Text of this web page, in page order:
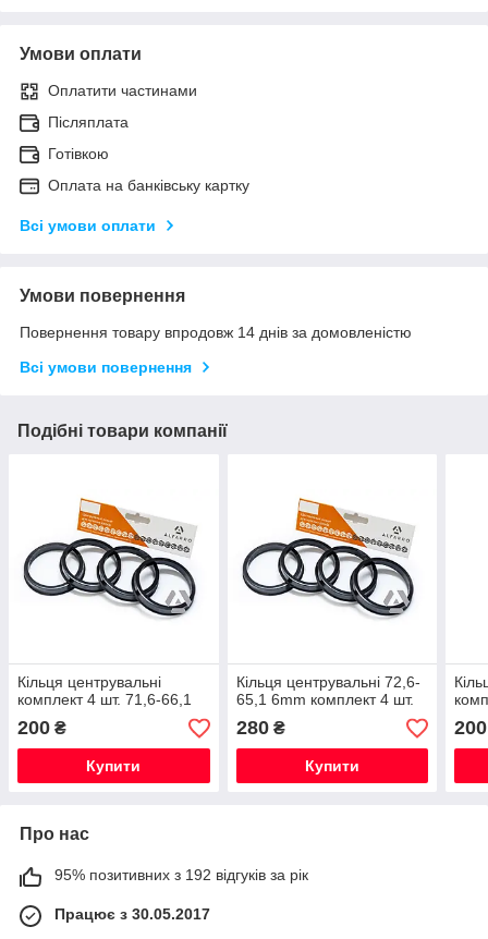
Умови оплати
Оплатити частинами
Післяплата
Готівкою
Оплата на банківську картку
Всі умови оплати
Умови повернення
Повернення товару впродовж 14 днів за домовленістю
Всі умови повернення
Подібні товари компанії
Кільця центрувальні
комплект 4 шт. 71,6-66,1
200 ₴
Купити
Кільця центрувальні 72,6-
65,1 6mm комплект 4 шт.
280₴
Купити
200
Про нас
95% позитивних з 192 відгуків за рік
Працює з 30.05.2017